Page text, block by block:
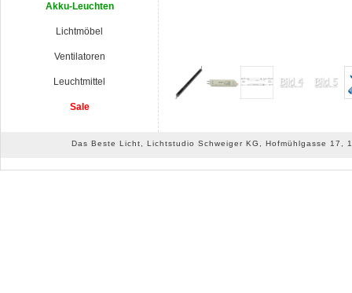
Akku-Leuchten
Lichtmöbel
Ventilatoren
Leuchtmittel
Sale
Das Beste Licht, Lichtstudio Schweiger KG, Hofmühlgasse